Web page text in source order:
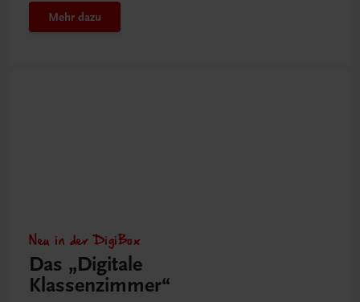
Mehr dazu
Neu in der DigiBox
Das „Digitale
Klassenzimmer“